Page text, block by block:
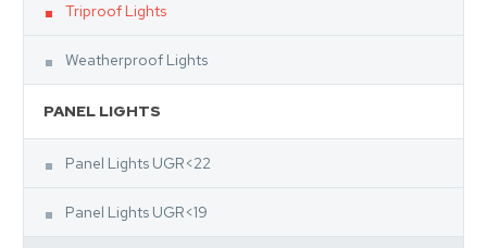
Triproof Lights
Weatherproof Lights
PANEL LIGHTS
Panel Lights UGR<22
Panel Lights UGR<19